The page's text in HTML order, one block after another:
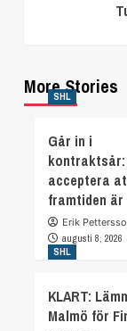
More Stories
SHL
Går in i
kontraktsår:
acceptera
framtiden är
Erik
augusti 8, 2026
SHL
KLART:
Malmö för